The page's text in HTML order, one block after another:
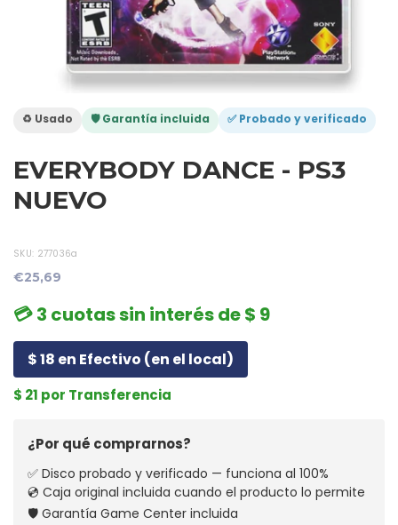
♻️ Usado 🛡️ Garantía incluida ✅ Probado y verificado
EVERYBODY DANCE - PS3
NUEVO
SKU: 277036a
€25,69
💳 3 cuotas sin interés de $ 9
$ 18 en Efectivo (en el local)
$ 21 por Transferencia
¿Por qué comprarnos?
✅ Disco probado y verificado — funciona al 100%
💿 Caja original incluida cuando el producto lo permite
🛡️ Garantía Game Center incluida